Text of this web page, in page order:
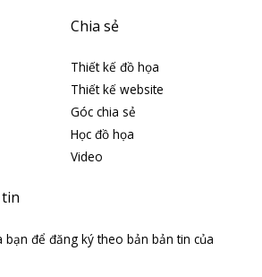
Chia sẻ
Thiết kế đồ họa
Thiết kế website
Góc chia sẻ
Học đồ họa
Video
bạn để đăng ký theo bản bản tin của